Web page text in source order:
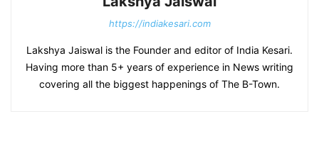
https://indiakesari.com
Lakshya Jaiswal is the Founder and editor of India Kesari.
Having more than 5+ years of experience in News writing
covering all the biggest happenings of The B-Town.